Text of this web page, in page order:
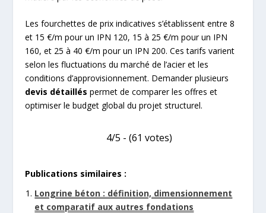
Les fourchettes de prix indicatives s’établissent entre 8
et 15 €/m pour un IPN 120, 15 à 25 €/m pour un IPN
160, et 25 à 40 €/m pour un IPN 200. Ces tarifs varient
selon les fluctuations du marché de l’acier et les
conditions d’approvisionnement. Demander plusieurs
devis détaillés permet de comparer les offres et
optimiser le budget global du projet structurel.
4/5 - (61 votes)
Publications similaires :
Longrine béton : définition, dimensionnement
et comparatif aux autres fondations